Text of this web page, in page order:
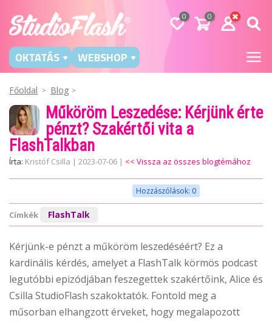
0 0
OKTATÁS WEBSHOP
Főoldal Blog
Műköröm Leszedése: Kérjünk érte
pénzt? Szakértői vita a
FlashTalkban
Írta: Kristóf Csilla | 2023-07-06 | << Vissza az összes blogtémához
Hozzászólások: 0
Címkék FlashTalk
Kérjünk-e pénzt a műköröm leszedéséért? Ez a
kardinális kérdés, amelyet a FlashTalk körmös podcast
legutóbbi epizódjában feszegettek szakértőink, Alice és
Csilla StudioFlash szakoktatók. Fontold meg a
műsorban elhangzott érveket, hogy megalapozott